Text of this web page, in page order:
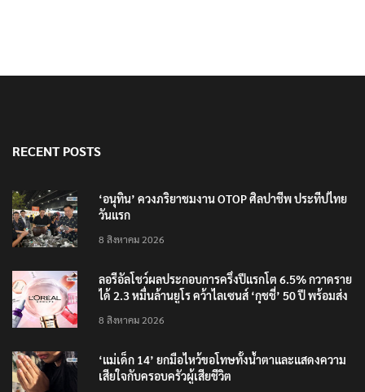
RECENT POSTS
‘อนุทิน’ ควงภริยาชมงาน OTOP ศิลปาชีพ ประทีปไทย
วันแรก
8 สิงหาคม 2026
ลอรีอัลโชว์ผลประกอบการครึ่งปีแรกโต 6.5% กวาดราย
ได้ 2.3 หมื่นล้านยูโร คว้าไลเซนส์ ‘กุชชี่’ 50 ปี พร้อมส่ง
8 สิงหาคม 2026
‘แม่เด็ก 14’ ยกมือไหว้ขอโทษทั้งน้ำตาและแสดงความ
เสียใจกับครอบครัวผู้เสียชีวิต